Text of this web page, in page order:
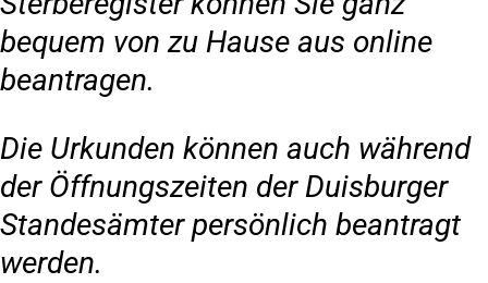
bequem von zu Hause aus online
beantragen.
Die Urkunden können auch während
der Öffnungszeiten der Duisburger
Standesämter persönlich beantragt
werden.